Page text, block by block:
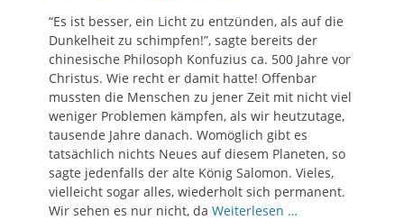
“Es ist besser, ein Licht zu entzünden, als auf die
Dunkelheit zu schimpfen!”, sagte bereits der
chinesische Philosoph Konfuzius ca. 500 Jahre vor
Christus. Wie recht er damit hatte! Offenbar
mussten die Menschen zu jener Zeit mit nicht viel
weniger Problemen kämpfen, als wir heutzutage,
tausende Jahre danach. Womöglich gibt es
tatsächlich nichts Neues auf diesem Planeten, so
sagte jedenfalls der alte König Salomon. Vieles,
vielleicht sogar alles, wiederholt sich permanent.
Wir sehen es nur nicht, da Weiterlesen …